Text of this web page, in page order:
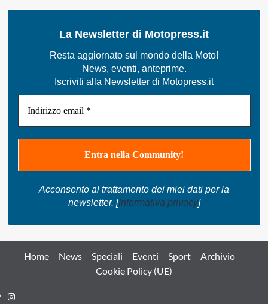
Trofeo
Enduro
KTM!
La Newsletter di Motopress.it
Resta aggiornato sul mondo della Moto!
News, eventi, anteprime.
Iscriviti alla Newsletter di Motopress.it
Acconsento al trattamento dei miei dati per la
newsletter. [Informativa privacy]
Home News Speciali Eventi Sport
Archivio
Cookie Policy (UE)
Instagram